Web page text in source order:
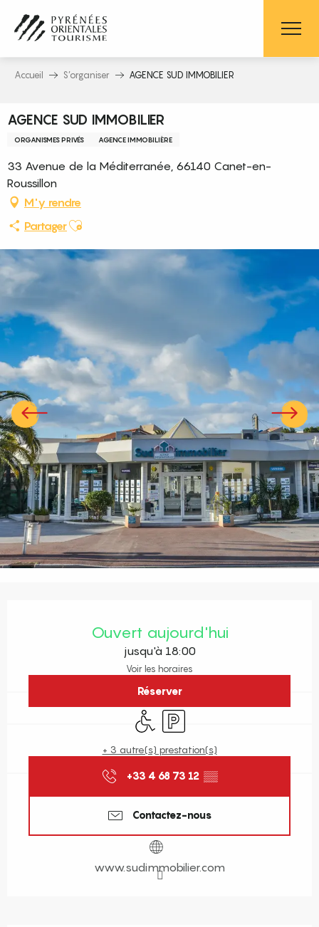
contenu
principal
Accueil S’organiser AGENCE SUD IMMOBILIER
AGENCE SUD IMMOBILIER
ORGANISMES PRIVÉS AGENCE IMMOBILIÈRE
33 Avenue de la Méditerranée, 66140 Canet-en-
Roussillon
M'y rendre
PartagerAjouter aux favoris
Ouvert aujourd'hui
jusqu'à 18:00
Voir les horaires
Réserver
Accès handicapés
Parking
+ 3 autre(s) prestation(s)
+33 4 68 73 12 ▒▒
Contactez-nous
www.sudimmobilier.com